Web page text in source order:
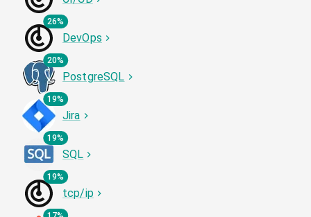
26%
DevOps
20%
PostgreSQL
19%
Jira
19%
SQL
19%
tcp/ip